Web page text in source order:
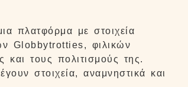
πλατφόρμα με στοιχεία
Globbytrotties, φιλικών
τους πολιτισμούς της.
στοιχεία, αναμνηστικά και